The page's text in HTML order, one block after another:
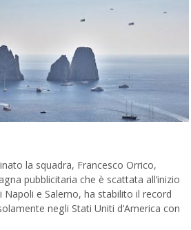
la squadra, Francesco Orrico,
pubblicitaria che è scattata all’inizio
Napoli e Salerno, ha stabilito il record
negli Stati Uniti d’America con